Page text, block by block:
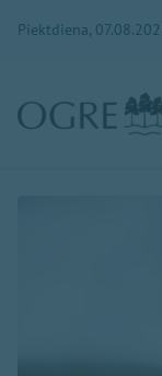
Piektdiena,